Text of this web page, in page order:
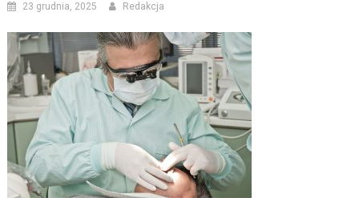
23 grudnia, 2025 Redakcja